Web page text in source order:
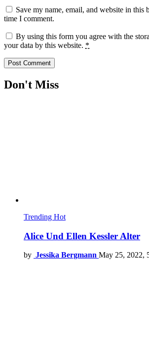
Save my name, email, and website in this
time I comment.
By using this form you agree with the
your data by this website. *
Don't Miss
Trending Hot
Alice Und Ellen Kessler Alter
by Jessika Bergmann May 25, 2022,